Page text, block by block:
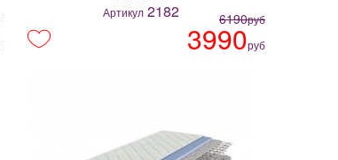
Артикул 2182 6190руб
3990руб